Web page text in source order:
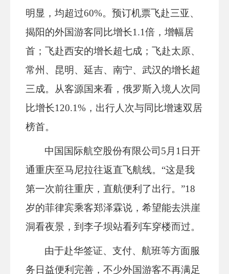
明显，均超过60%。预订机票飞赴三亚、
揭阳的外国游客同比增长1.1倍，增幅居
首；飞赴西安的增长超七成；飞赴太原、
常州、昆明、延吉、南宁、武汉的增长超
三成。从客源国来看，俄罗斯入境人次同
比增长120.1%，出行人次与同比增速双居
榜首。
中国国际航空股份有限公司5月1日开
通重庆至马尼拉往返直飞航线。“这是我
第一次前往重庆，直航便利了出行。”18
岁的菲律宾乘客郑泽霖说，希望能去洪崖
洞看夜景，到李子坝站看列车穿楼而过。
由于赴华签证、支付、航班等方面服
务日益便利完善，不少外国游客不再满足